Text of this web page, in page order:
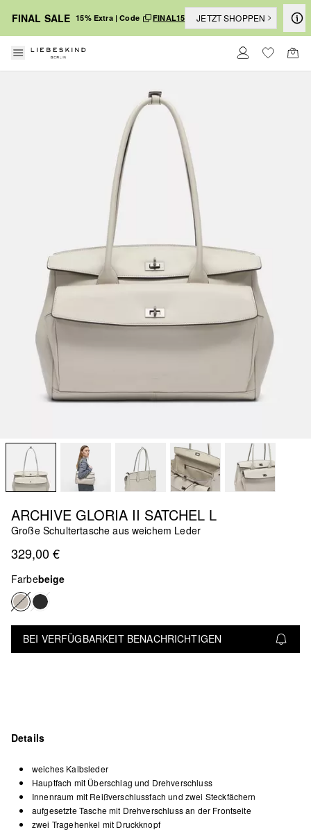
FINAL SALE 15% Extra | Code FINAL15 JETZT SHOPPEN
ARCHIVE GLORIA II SATCHEL L
Große Schultertasche aus weichem Leder
329,00 €
Farbebeige
BEI VERFÜGBARKEIT BENACHRICHTIGEN
Details
weiches Kalbsleder
Hauptfach mit Überschlag und Drehverschluss
Innenraum mit Reißverschlussfach und zwei Steckfächern
aufgesetzte Tasche mit Drehverschluss an der Frontseite
zwei Tragehenkel mit Druckknopf